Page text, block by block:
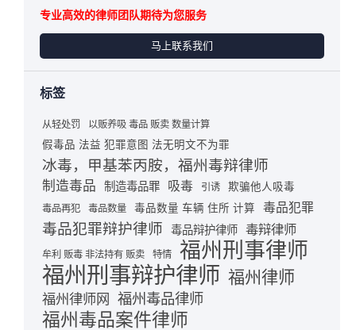
专业高效的律师团队期待为您服务
马上联系我们
标签
从轻处罚 以贩养吸 毒品 贩卖 数量计算
假毒品 法益 犯罪意图 法无明文不为罪
冰毒，甲基苯丙胺，福州毒辩律师
制造毒品 制造毒品罪 吸毒 引诱 欺骗他人吸毒
毒品再犯 毒品数量 毒品数量 车辆 住所 计算 毒品犯罪
毒品犯罪辩护律师 毒品辩护律师 毒辩律师
牟利 贩毒 非法持有 贩卖 特情 福州刑事律师
福州刑事辩护律师 福州律师
福州律师网 福州毒品律师
福州毒品案件律师